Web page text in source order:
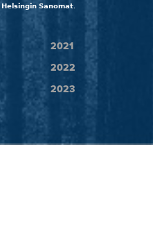
Helsingin Sanomat
2021
2022
2023